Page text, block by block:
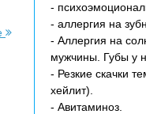
-
- аллергия на
- Аллергия на
мужчины. Губы у
- Резкие скачки
хейлит).
- Авитаминоз.